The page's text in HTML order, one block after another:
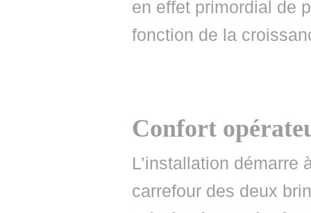
en effet primordial de
fonction de la
Confort
L’installation démarre
carrefour des deux